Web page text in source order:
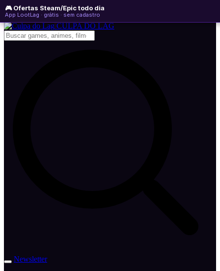
🎮 Ofertas Steam/Epic todo dia
App LootLag · grátis · sem cadastro
sábado, 08 de agosto de 2026 WhatsApp
Newsletter
CULPA DO LAG
Newsletter